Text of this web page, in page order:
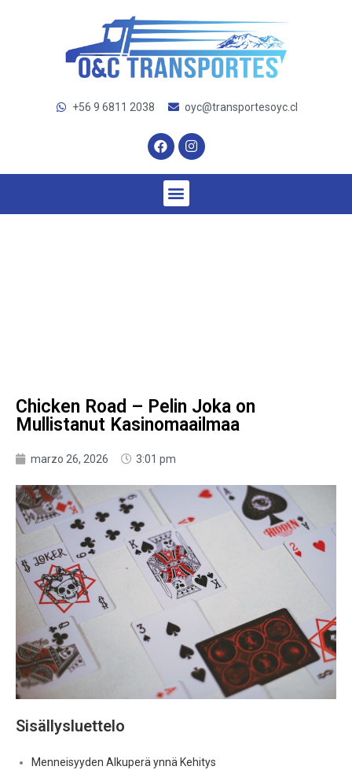
+56 9 6811 2038 oyc@transportesoyc.cl
Chicken Road – Pelin Joka on
Mullistanut Kasinomaailmaa
marzo 26, 2026 3:01 pm
Sisällysluettelo
Menneisyyden Alkuperä ynnä Kehitys